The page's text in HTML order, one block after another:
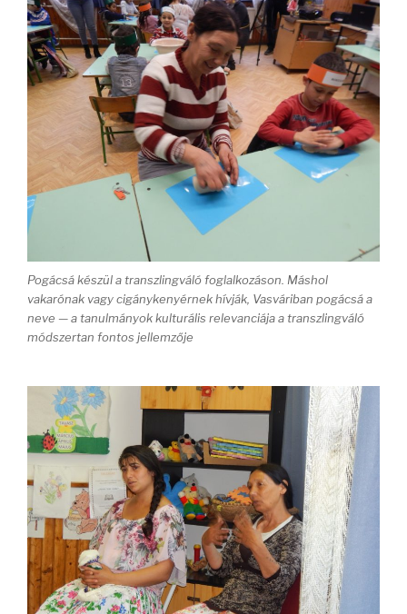
Pogácsá készül a transzlingváló foglalkozáson. Máshol
vakarónak vagy cigánykenyérnek hívják, Vasváriban pogácsá a
neve — a tanulmányok kulturális relevanciája a transzlingváló
módszertan fontos jellemzője